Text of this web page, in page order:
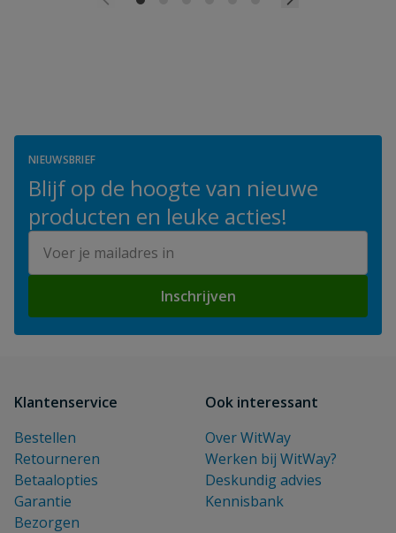
NIEUWSBRIEF
Blijf op de hoogte van nieuwe
producten en leuke acties!
Inschrijven
Klantenservice
Bestellen
Retourneren
Betaalopties
Garantie
Bezorgen
Ook interessant
Over WitWay
Werken bij WitWay?
Deskundig advies
Kennisbank